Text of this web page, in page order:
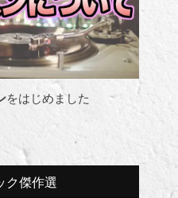
をはじめました
ク傑作選